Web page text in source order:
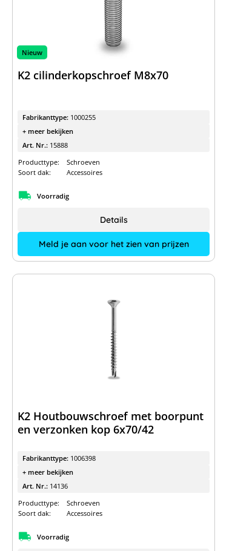
Nieuw
K2 cilinderkopschroef M8x70
Fabrikanttype: 1000255
+ meer bekijken
Art. Nr.: 15888
Producttype:
Schroeven
Soort dak:
Accessoires
Voorradig
Meld je aan voor het zien van prijzen
Details
K2 Houtbouwschroef met boorpunt
en verzonken kop 6x70/42
Fabrikanttype: 1006398
+ meer bekijken
Art. Nr.: 14136
Producttype:
Schroeven
Soort dak:
Accessoires
Voorradig